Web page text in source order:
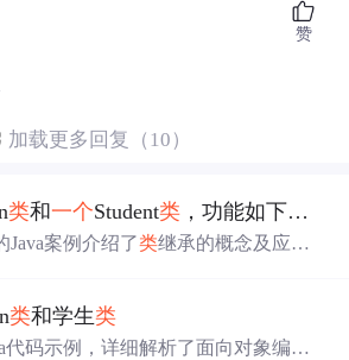
赞
加载更多回复（10）
类和一个Student类 ，功能如下叙述
Java案例介绍了类继承的概念及应
类和学生类
代码示例，详细解析了面向对象编程